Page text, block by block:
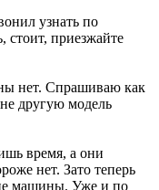
узнать по
стоит, приезжайте
нет. Спрашиваю как
другую модель
время, а они
нет. Зато теперь
машины. Уже и по